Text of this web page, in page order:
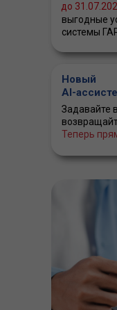
выгодные
системы
до
Новый
AI-
Задавайте
Теперь